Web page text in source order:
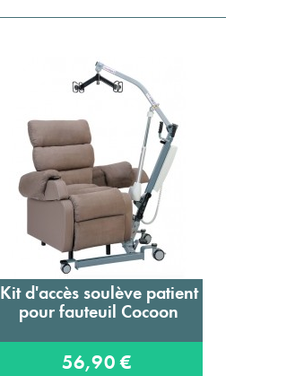
Ajouter au panier
Kit d'accès soulève patient
pour fauteuil Cocoon
56,90 €